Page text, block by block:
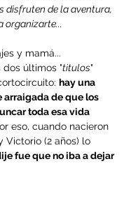
disfruten de la aventura,
organizarte...
y mamá...
dos últimos "titulos"
hay una
arraigada de que los
toda esa vida
eso, cuando nacieron
Victorio (2 años) lo
fue que no iba a dejar